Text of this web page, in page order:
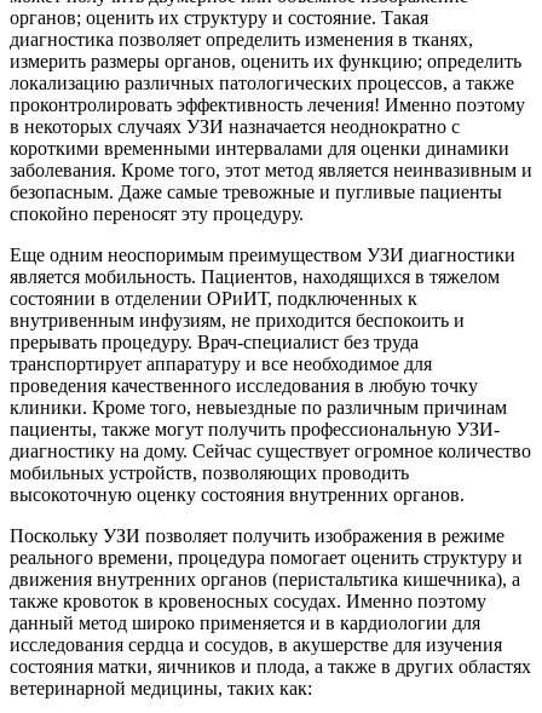
органов; оценить их структуру и состояние. Такая
диагностика позволяет определить изменения в тканях,
измерить размеры органов, оценить их функцию; определить
локализацию различных патологических процессов, а также
проконтролировать эффективность лечения! Именно поэтому
в некоторых случаях УЗИ назначается неоднократно с
короткими временными интервалами для оценки динамики
заболевания. Кроме того, этот метод является неинвазивным и
безопасным. Даже самые тревожные и пугливые пациенты
спокойно переносят эту процедуру.
Еще одним неоспоримым преимуществом УЗИ диагностики
является мобильность. Пациентов, находящихся в тяжелом
состоянии в отделении ОРиИТ, подключенных к
внутривенным инфузиям, не приходится беспокоить и
прерывать процедуру. Врач-специалист без труда
транспортирует аппаратуру и все необходимое для
проведения качественного исследования в любую точку
клиники. Кроме того, невыездные по различным причинам
пациенты, также могут получить профессиональную УЗИ-
диагностику на дому. Сейчас существует огромное количество
мобильных устройств, позволяющих проводить
высокоточную оценку состояния внутренних органов.
Поскольку УЗИ позволяет получить изображения в режиме
реального времени, процедура помогает оценить структуру и
движения внутренних органов (перистальтика кишечника), а
также кровоток в кровеносных сосудах. Именно поэтому
данный метод широко применяется и в кардиологии для
исследования сердца и сосудов, в акушерстве для изучения
состояния матки, яичников и плода, а также в других областях
ветеринарной медицины, таких как: